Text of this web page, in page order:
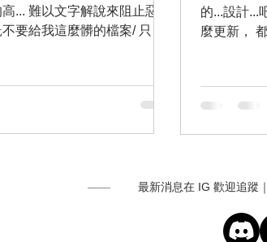
... 難以文字解說來阻止惡夢
要給我這麼髒的檔案/ 只是
的...設計...
麼更新，
最新消息在 IG 歡迎追蹤